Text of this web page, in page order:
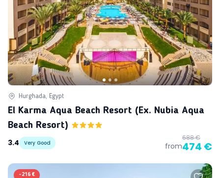
Hurghada, Egypt
El Karma Aqua Beach Resort (ex. Nubia Aqua
Beach Resort)
3.4
Very Good from
688 €
474 €
-216 €